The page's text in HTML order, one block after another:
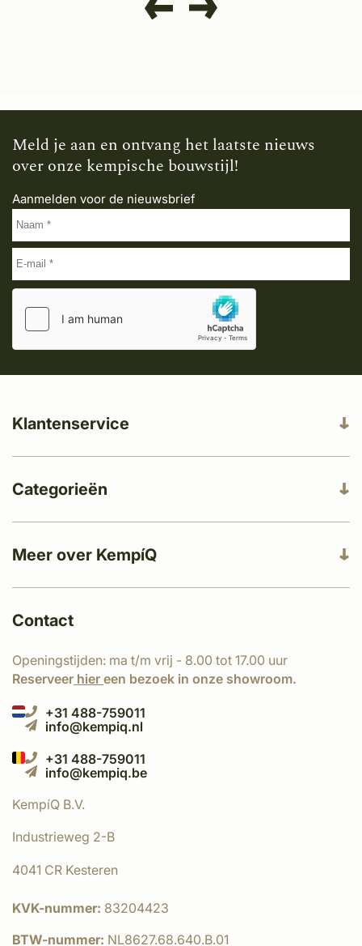
Meld je aan en ontvang het laatste nieuws
over onze kempische bouwstijl!
Aanmelden voor de nieuwsbrief
Meer over KempíQ
Klantenservice
Categorieën
Contact
Openingstijden: ma t/m vrij - 8.00 tot 17.00 uur
Reserveer hier een bezoek in onze showroom.
+31 488-759011
info@kempiq.nl
+31 488-759011
info@kempiq.be
KempíQ B.V.
Industrieweg 2-B
4041 CR Kesteren
KVK-nummer: 83204423
BTW-nummer: NL8627.68.640.B.01